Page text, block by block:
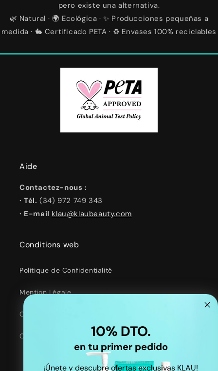
pero existe una alternativa.
🌿 Natural · 🌍 Ecológica · ✨ Producciones pequeñas a
medida · 🐇 Certificado PETA · ♻️ Envases 100% reciclables
Aide
Contactez-nous :
· Tél. (34) 972 749 343
· E-mail klau@klaubeauty.com
Conditions web
Politique de Confidentialité
Mention Légale
Conditions d'Utilisation
Coordonnées 10% DTO.
en tu primer pedido
¡Únete y descubre ofertas exclusivas KLAU!